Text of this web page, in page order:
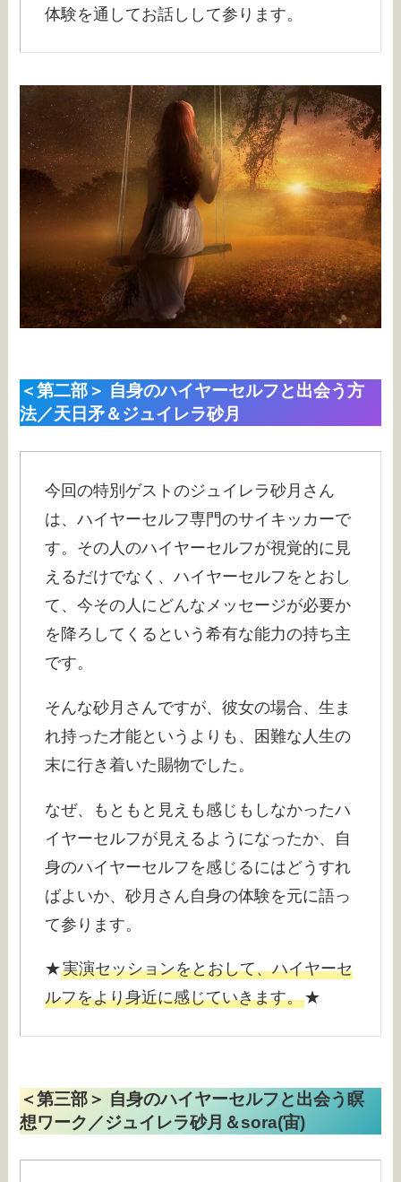
体験を通してお話しして参ります。
＜第二部＞ 自身のハイヤーセルフと出会う方
法／天日矛＆ジュイレラ砂月
今回の特別ゲストのジュイレラ砂月さん
は、ハイヤーセルフ専門のサイキッカーで
す。その人のハイヤーセルフが視覚的に見
えるだけでなく、ハイヤーセルフをとおし
て、今その人にどんなメッセージが必要か
を降ろしてくるという希有な能力の持ち主
です。
そんな砂月さんですが、彼女の場合、生ま
れ持った才能というよりも、困難な人生の
末に行き着いた賜物でした。
なぜ、もともと見えも感じもしなかったハ
イヤーセルフが見えるようになったか、自
身のハイヤーセルフを感じるにはどうすれ
ばよいか、砂月さん自身の体験を元に語っ
て参ります。
★実演セッションをとおして、ハイヤーセ
ルフをより身近に感じていきます。★
＜第三部＞ 自身のハイヤーセルフと出会う瞑
想ワーク／ジュイレラ砂月＆sora(宙)